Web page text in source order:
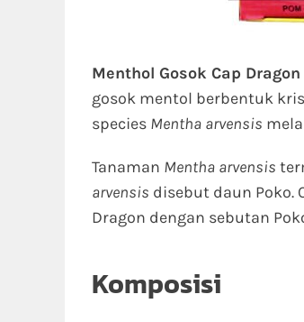
Menthol Gosok Cap Dragon
gosok mentol berbentuk
species Mentha arvensis
Tanaman Mentha arvensis
arvensis disebut daun Poko.
Dragon dengan sebutan
Komposisi